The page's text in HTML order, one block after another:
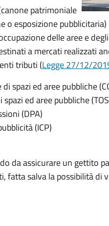
patrimoniale
o esposizione
delle aree e
a mercati realizzati
tributi (Legge 27/12/
spazi ed aree pubbliche
ed aree pubbliche
(DPA)
(ICP)
da assicurare un gettito
fatta salva la possibilità di